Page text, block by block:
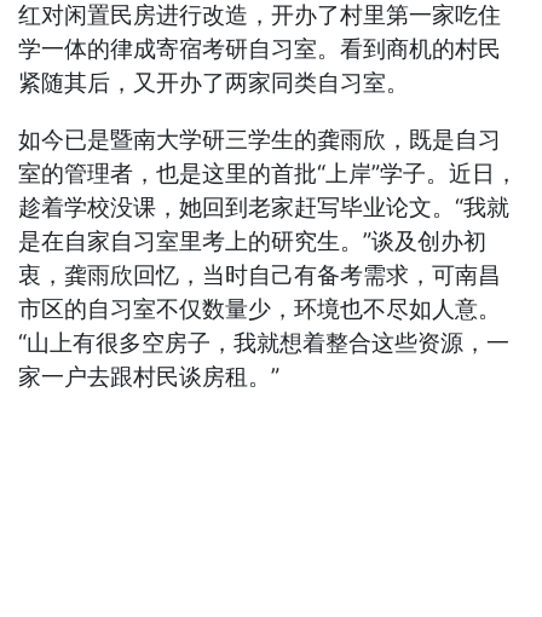
红对闲置民房进行改造，开办了村里第一家吃住
学一体的律成寄宿考研自习室。看到商机的村民
紧随其后，又开办了两家同类自习室。
如今已是暨南大学研三学生的龚雨欣，既是自习
室的管理者，也是这里的首批“上岸”学子。近日，
趁着学校没课，她回到老家赶写毕业论文。“我就
是在自家自习室里考上的研究生。”谈及创办初
衷，龚雨欣回忆，当时自己有备考需求，可南昌
市区的自习室不仅数量少，环境也不尽如人意。
“山上有很多空房子，我就想着整合这些资源，一
家一户去跟村民谈房租。”